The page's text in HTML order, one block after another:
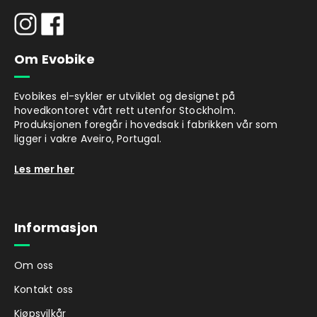
synlighet, noe som er viktig ved kjøring i
mørke eller dårlige lysforhold.
Med IPX5-klassifisering er denne elscooteren
beskyttet mot vannstråler fra alle retninger,
noe som gjør at du kan bruke den også i lett
regn. Som med alle elsparkesykler bør du
likevel unngå å utsette den for større
påvirke elektronikken.
Om Evobike
Evobikes el-sykler er utviklet og designet på
hovedkontoret vårt rett utenfor Stockholm.
Produksjonen foregår i hovedsak i fabrikken vår som
ligger i vakre Aveiro, Portugal.
Les mer her
Informasjon
Om oss
Kontakt oss
Kjøpsvilkår